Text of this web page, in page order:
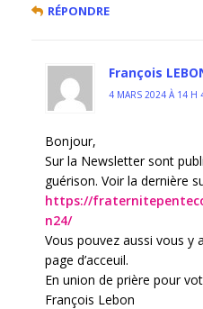
RÉPONDRE
François
4 MARS 2024 À 14 H
Bonjour,
Sur la Newsletter sont
guérison. Voir la dernière
https://
n24/
Vous pouvez aussi vous y
page d’acceuil.
En union de prière pour
François Lebon